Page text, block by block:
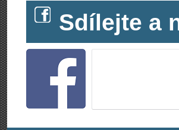
Sdílejte a